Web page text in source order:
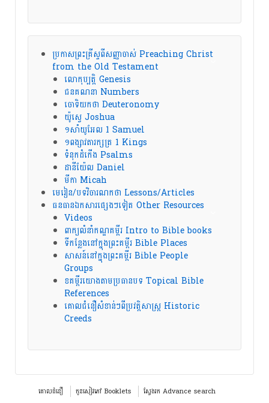
ប្រកាសព្រះគ្រីស្ទពីសញ្ញាចាស់ Preaching Christ
from the Old Testament
លោកុប្បត្តិ Genesis
ជនគណនា Numbers
ចោទិយកថា Deuteronomy
យ៉ូស្វេ Joshua
១សាំយូអែល 1 Samuel
១ពង្សាវតារក្សត្រ 1 Kings
ទំនុកដំកើង Psalms
ដានីយ៉ែល Daniel
មីកា Micah
មេរៀន/បទវិចារណកថា Lessons/Articles
ធនធានឯកសារផ្សេងៗទៀត Other Resources
Videos
ពាក្យលំនាំកណ្ឌគម្ពីរ Intro to Bible books
ទីកន្លែងនៅក្នុងព្រះគម្ពីរ Bible Places
សាសន៍នៅក្នុងព្រះគម្ពីរ Bible People
Groups
ខគម្ពីរយោងតាមប្រធានបទ Topical Bible
References
គោលជំនឿសំខាន់ៗពីប្រវត្តិសាស្ត្រ Historic
Creeds
គោលជំនឿ កូនសៀវភៅ Booklets ស្វែងរក Advance search